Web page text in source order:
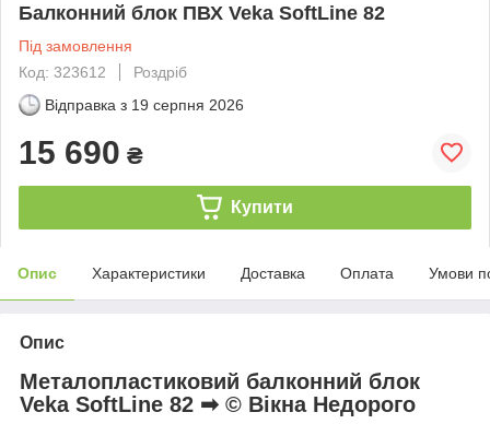
Балконний блок ПВХ Veka SoftLine 82
Під замовлення
Код: 323612
Роздріб
Відправка з 19 серпня 2026
15 690 ₴
Купити
Опис Характеристики Доставка Оплата Умови
Опис
Металопластиковий балконний блок
Veka SoftLine 82 ➡ © Вікна Недорого